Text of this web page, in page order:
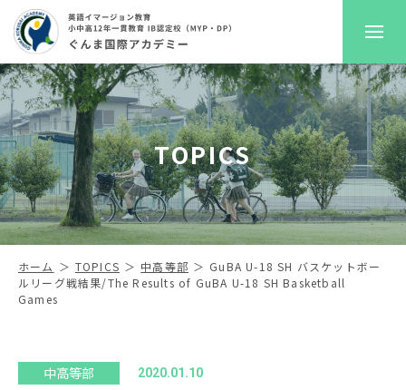
GKAについて
プレスクール
初等部
中高等部
入学案内
TOPICS
ホーム TOPICS 中高等部
GuBA U-18 SH バスケットボー
ルリーグ戦結果/The Results of GuBA U-18 SH Basketball
Games
2020.01.10
中高等部